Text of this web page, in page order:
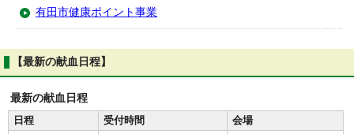
有田市健康ポイント事業
【最新の献血日程】
最新の献血日程
日程
受付時間
会場